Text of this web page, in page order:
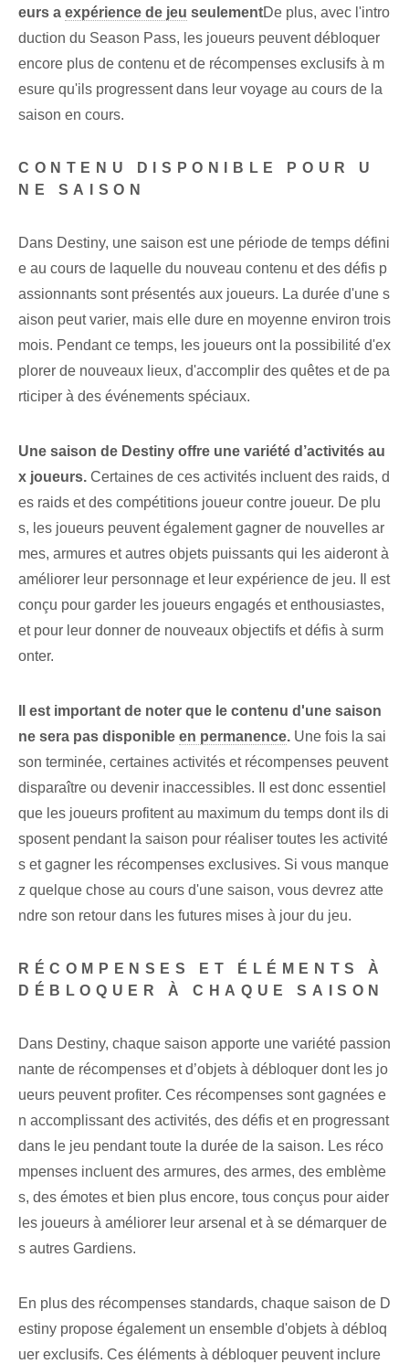
eurs ⁢a expérience de jeu seulementDe plus, avec l'intro
duction du Season Pass, les joueurs peuvent débloquer
encore plus de contenu et de récompenses exclusifs à m
esure qu'ils progressent dans leur voyage au cours de la
saison en cours.
CONTENU DISPONIBLE POUR U
NE SAISON
Dans Destiny, une saison est une période de temps défini
e au cours de laquelle du nouveau contenu et des défis p
assionnants sont présentés aux joueurs. La durée d'une s
aison peut varier, mais elle dure en moyenne environ trois
mois. Pendant ce temps, les joueurs ont la possibilité d'ex
plorer de nouveaux lieux, d'accomplir des quêtes et de pa
rticiper à des événements spéciaux.
Une saison de Destiny offre une variété d’activités au
x joueurs. Certaines de ces activités incluent des raids, d
es raids et des compétitions joueur contre joueur. De plu
s, les joueurs peuvent également gagner de nouvelles ar
mes, armures et autres objets puissants qui les aideront à
améliorer leur personnage et leur expérience de jeu. Il est
conçu pour garder les ‌joueurs​ engagés et enthousiastes,
et pour leur donner de nouveaux objectifs et ‌défis à surm
onter.
Il est important de noter que le contenu d'une saison
ne sera pas disponible​ en permanence. Une fois la sai
son terminée, certaines activités et récompenses peuvent
disparaître ou devenir inaccessibles. Il est donc essentiel
que les joueurs profitent au maximum du temps dont ils di
sposent pendant la saison pour réaliser toutes les activité
s et gagner les récompenses exclusives. Si vous manque
z quelque chose au cours d'une saison, vous devrez atte
ndre son retour dans les futures mises à jour du jeu.
RÉCOMPENSES ET ÉLÉMENTS À
DÉBLOQUER À CHAQUE SAISON
Dans Destiny, chaque saison apporte une variété passion
nante de récompenses et d’objets à débloquer dont les jo
ueurs peuvent profiter. Ces récompenses sont gagnées e
n accomplissant des activités, des défis et en progressant
dans le jeu pendant toute la durée de la saison. Les réco
mpenses incluent des armures, des armes, des emblème
s, des émotes et bien plus encore, tous conçus pour aider
les joueurs à améliorer leur arsenal et à se démarquer de
s autres Gardiens.
En plus des récompenses standards, chaque saison de D
estiny propose également un ensemble d'objets à débloq
uer exclusifs. Ces éléments à débloquer peuvent inclure